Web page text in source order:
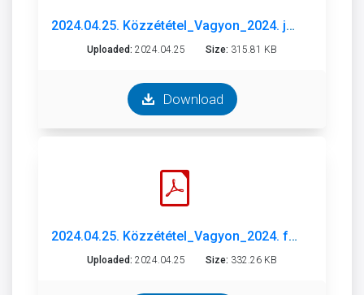
2024.04.25. Közzététel_Vagyon_2024. január.pdf
Uploaded: 2024.04.25 Size: 315.81 KB
Download
2024.04.25. Közzététel_Vagyon_2024. február_március.pdf
Uploaded: 2024.04.25 Size: 332.26 KB